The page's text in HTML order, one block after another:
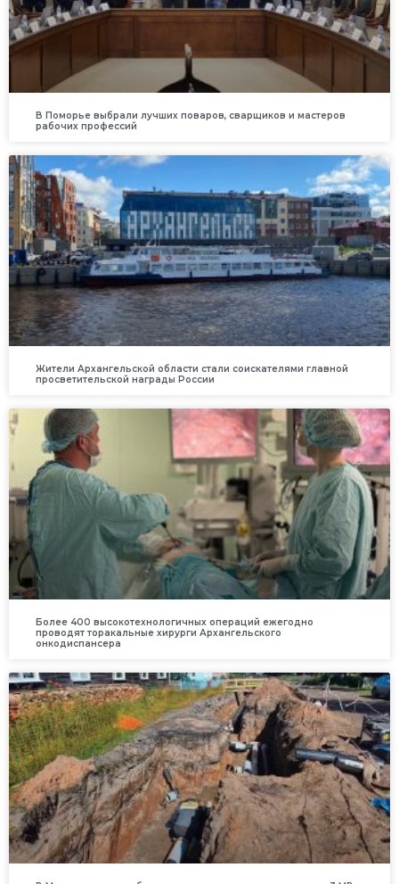
В Поморье выбрали лучших поваров, сварщиков и мастеров
рабочих профессий
Жители Архангельской области стали соискателями главной
просветительской награды России
Более 400 высокотехнологичных операций ежегодно
проводят торакальные хирурги Архангельского
онкодиспансера